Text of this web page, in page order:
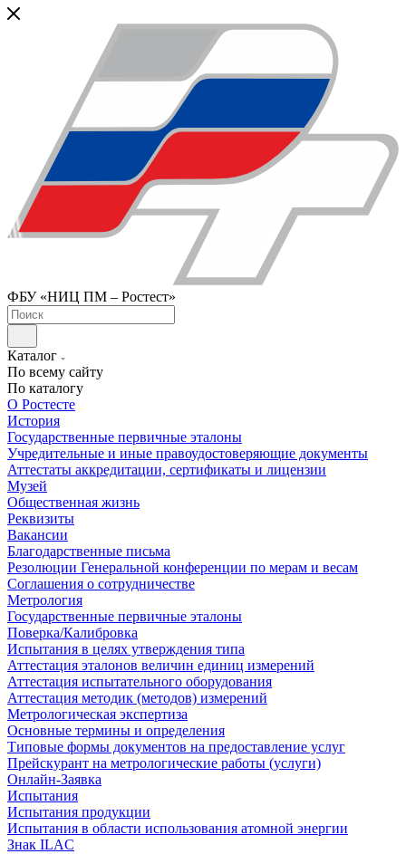
ФБУ «НИЦ ПМ – Ростест»
Каталог
По всему сайту
По каталогу
О Ростесте
История
Государственные первичные эталоны
Учредительные и иные правоудостоверяющие документы
Аттестаты аккредитации, сертификаты и лицензии
Музей
Общественная жизнь
Реквизиты
Вакансии
Благодарственные письма
Резолюции Генеральной конференции по мерам и весам
Соглашения о сотрудничестве
Метрология
Государственные первичные эталоны
Поверка/Калибровка
Испытания в целях утверждения типа
Аттестация эталонов величин единиц измерений
Аттестация испытательного оборудования
Аттестация методик (методов) измерений
Метрологическая экспертиза
Основные термины и определения
Типовые формы документов на предоставление услуг
Прейскурант на метрологические работы (услуги)
Онлайн-Заявка
Испытания
Испытания продукции
Испытания в области использования атомной энергии
Знак ILAC